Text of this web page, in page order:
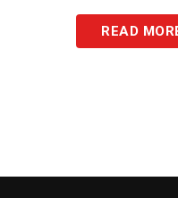
a Formello?
giocatori per
non è mai
READ